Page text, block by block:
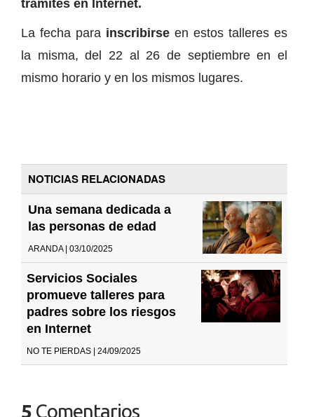
trámites en Internet.
La fecha para inscribirse en estos talleres es
la misma, del 22 al 26 de septiembre en el
mismo horario y en los mismos lugares.
NOTICIAS RELACIONADAS
Una semana dedicada a
las personas de edad
ARANDA | 03/10/2025
Servicios Sociales
promueve talleres para
padres sobre los riesgos
en Internet
NO TE PIERDAS | 24/09/2025
5 Comentarios